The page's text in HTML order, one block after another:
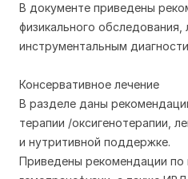
В документе приведены
физикального
инструментальным
Консервативное лечение
В разделе даны
терапии /оксигенотерапии,
и нутритивной поддержке.
Приведены рекомендации